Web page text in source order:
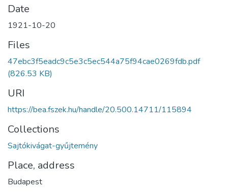
Date
1921-10-20
Files
47ebc3f5eadc9c5e3c5ec544a75f94cae0269fdb.pdf
(826.53 KB)
URI
https://bea.fszek.hu/handle/20.500.14711/115894
Collections
Sajtókivágat-gyűjtemény
Place, address
Budapest